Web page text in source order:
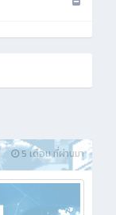
5 เดือน ที่ผ่านมา